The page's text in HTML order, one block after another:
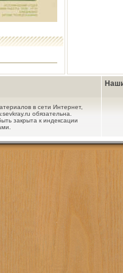
в сети Интернет,
обязательна.
закрыта к индексации